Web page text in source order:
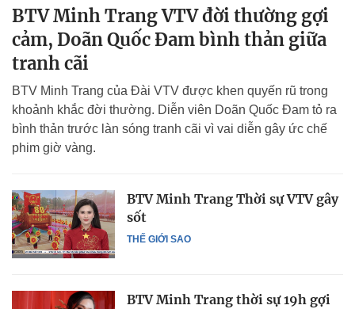
BTV Minh Trang VTV đời thường gợi
cảm, Doãn Quốc Đam bình thản giữa
tranh cãi
BTV Minh Trang của Đài VTV được khen quyến rũ trong
khoảnh khắc đời thường. Diễn viên Doãn Quốc Đam tỏ ra
bình thản trước làn sóng tranh cãi vì vai diễn gây ức chế
phim giờ vàng.
THẾ GIỚI SAO
BTV Minh Trang Thời sự VTV gây
sốt
BTV Minh Trang thời sự 19h gợi